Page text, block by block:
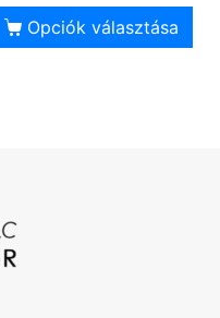
Opciók választása